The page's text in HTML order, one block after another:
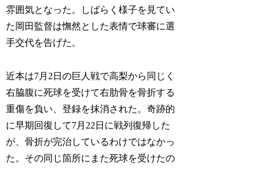
雰囲気となった。しばらく様子を見てい
た岡田監督は憮然とした表情で球審に選
手交代を告げた。
近本は7月2日の巨人戦で高梨から同じく
右脇腹に死球を受けて右肋骨を骨折する
重傷を負い、登録を抹消された。奇跡的
に早期回復して7月22日に戦列復帰した
が、骨折が完治しているわけではなかっ
た。その同じ箇所にまた死球を受けたの